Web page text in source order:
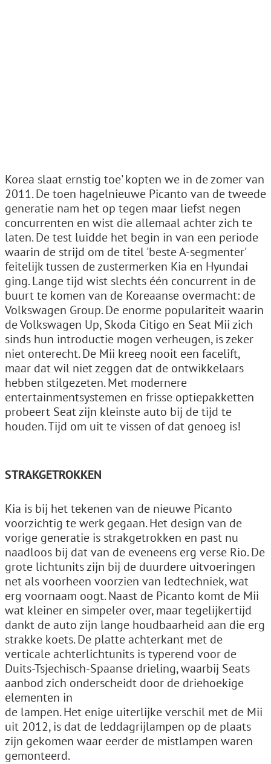
Korea slaat ernstig toe' kopten we in de zomer van
2011. De toen hagelnieuwe Picanto van de tweede
generatie nam het op tegen maar liefst negen
concurrenten en wist die allemaal achter zich te
laten. De test luidde het begin in van een periode
waarin de strijd om de titel 'beste A-segmenter'
feitelijk tussen de zustermerken Kia en Hyundai
ging. Lange tijd wist slechts één concurrent in de
buurt te komen van de Koreaanse overmacht: de
Volkswagen Group. De enorme populariteit waarin
de Volkswagen Up, Skoda Citigo en Seat Mii zich
sinds hun introductie mogen verheugen, is zeker
niet onterecht. De Mii kreeg nooit een facelift,
maar dat wil niet zeggen dat de ontwikkelaars
hebben stilgezeten. Met modernere
entertainmentsystemen en frisse optiepakketten
probeert Seat zijn kleinste auto bij de tijd te
houden. Tijd om uit te vissen of dat genoeg is!
STRAKGETROKKEN
Kia is bij het tekenen van de nieuwe Picanto
voorzichtig te werk gegaan. Het design van de
vorige generatie is strakgetrokken en past nu
naadloos bij dat van de eveneens erg verse Rio. De
grote lichtunits zijn bij de duurdere uitvoeringen
net als voorheen voorzien van ledtechniek, wat
erg voornaam oogt. Naast de Picanto komt de Mii
wat kleiner en simpeler over, maar tegelijkertijd
dankt de auto zijn lange houdbaarheid aan die erg
strakke koets. De platte achterkant met de
verticale achterlichtunits is typerend voor de
Duits-Tsjechisch-Spaanse drieling, waarbij Seats
aanbod zich onderscheidt door de driehoekige
elementen in
de lampen. Het enige uiterlijke verschil met de Mii
uit 2012, is dat de leddagrijlampen op de plaats
zijn gekomen waar eerder de mistlampen waren
gemonteerd.